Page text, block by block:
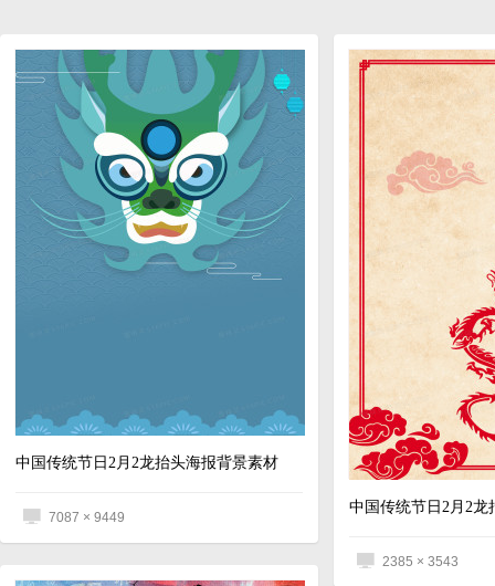
中国传统节日2月2龙抬头海报背景素材
7087 × 9449
中国传统节日2月2龙
2385 × 3543